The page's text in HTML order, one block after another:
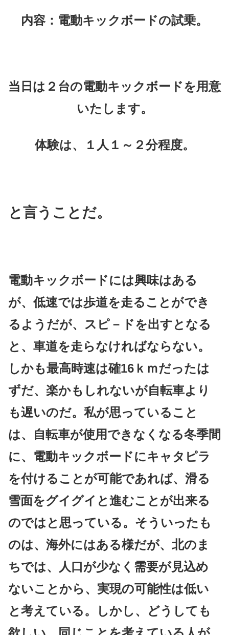
内容：電動キックボードの試乗。
当日は２台の電動キックボードを用意
いたします。
体験は、１人１～２分程度。
と言うことだ。
電動キックボードには興味はある
が、低速では歩道を走ることができ
るようだが、スピ－ドを出すとなる
と、車道を走らなければならない。
しかも最高時速は確16ｋｍだったは
ずだ、楽かもしれないが自転車より
も遅いのだ。私が思っていること
は、自転車が使用できなくなる冬季間
に、電動キックボードにキャタピラ
を付けることが可能であれば、滑る
雪面をグイグイと進むことが出来る
のではと思っている。そういったも
のは、海外にはある様だが、北のま
ちでは、人口が少なく需要が見込め
ないことから、実現の可能性は低い
と考えている。しかし、どうしても